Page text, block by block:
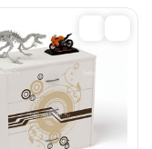
Россия
Современные
Спортивный
160х90 см,190х90 см
Спортивный
160х90 см, 190х90 см